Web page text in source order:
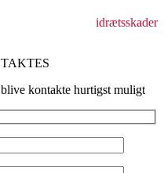
idrætsskader
kontakte hurtigst muligt